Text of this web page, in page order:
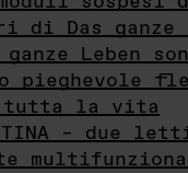
di Das ganze
Leben
pieghevole
tutta la vita
– due